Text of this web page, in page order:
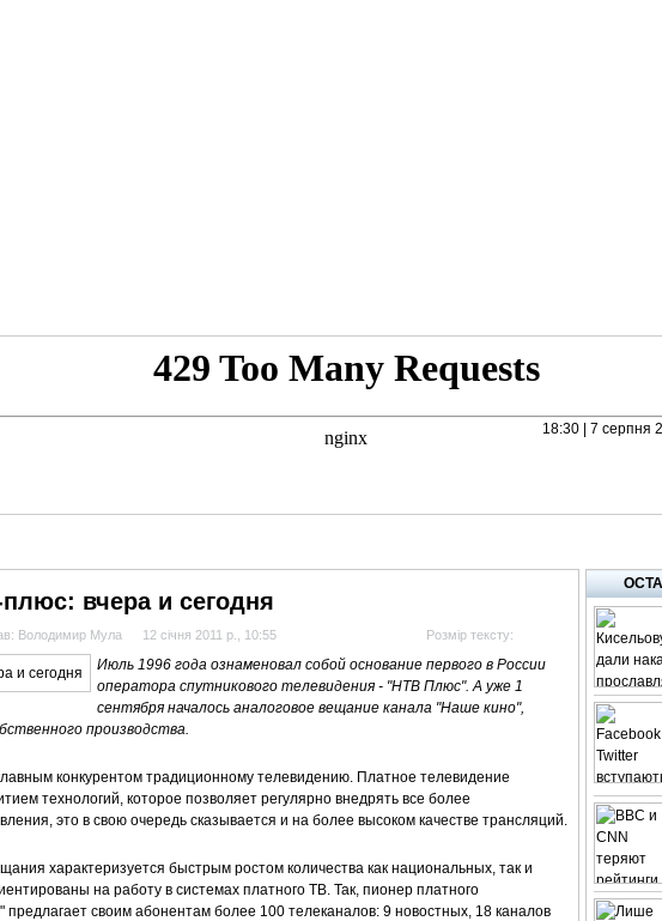
18:30 | 7 серпня
вчера и сегодня
Розмір тексту:
Володимир Мула 12 січня 2011 р., 10:55
Июль 1996 года ознаменовал собой основание первого в России
оператора спутникового телевидения - "НТВ Плюс". А уже 1
сентября началoсь аналоговое вещание канала "Наше кино",
производства.
конкурентом традиционному телевидению. Платное телевидение
технологий, которое позволяет регулярно внедрять все более
это в свою очередь сказывается и на более высоком качестве трансляций.
характеризуется быстрым ростом количества как национальных, так и
на работу в системах платного ТВ. Так, пионер платного
своим абонентам более 100 телеканалов: 9 новостных, 18 каналов